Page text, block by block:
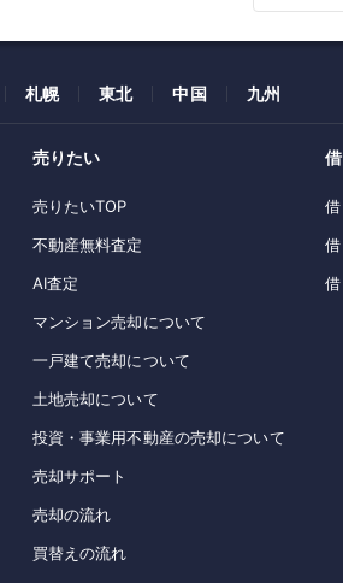
札幌 東北 中国 九州
売りたい
売りたいTOP
不動産無料査定
AI査定
マンション売却について
一戸建て売却について
土地売却について
投資・事業用不動産の売却について
売却サポート
売却の流れ
買替えの流れ